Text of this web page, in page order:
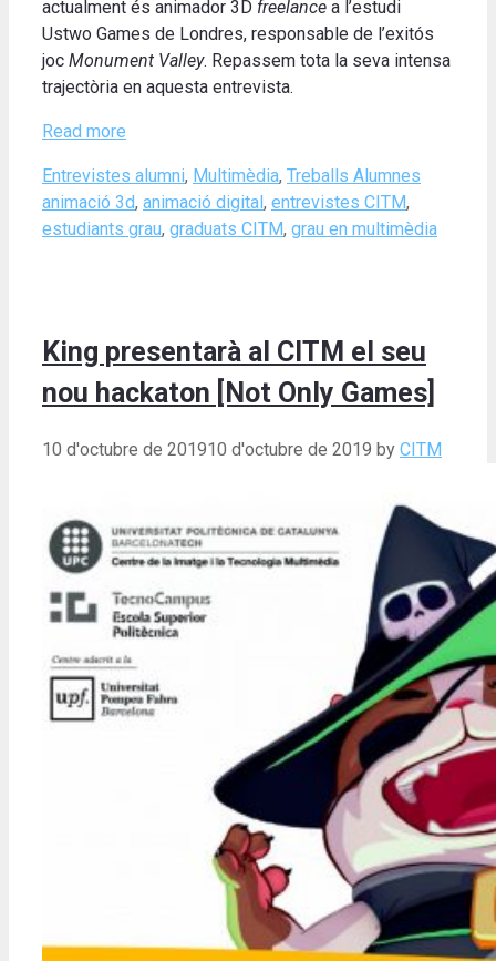
actualment és animador 3D freelance a l’estudi
Ustwo Games de Londres, responsable de l’exitós
joc Monument Valley. Repassem tota la seva intensa
trajectòria en aquesta entrevista.
Read more
Categories
Entrevistes alumni, Multimèdia, Treballs Alumnes
animació 3d, animació digital, entrevistes CITM,
estudiants grau, graduats CITM, grau en multimèdia
King presentarà al CITM el seu
nou hackaton [Not Only Games]
10 d'octubre de 201910 d'octubre de 2019 by CITM